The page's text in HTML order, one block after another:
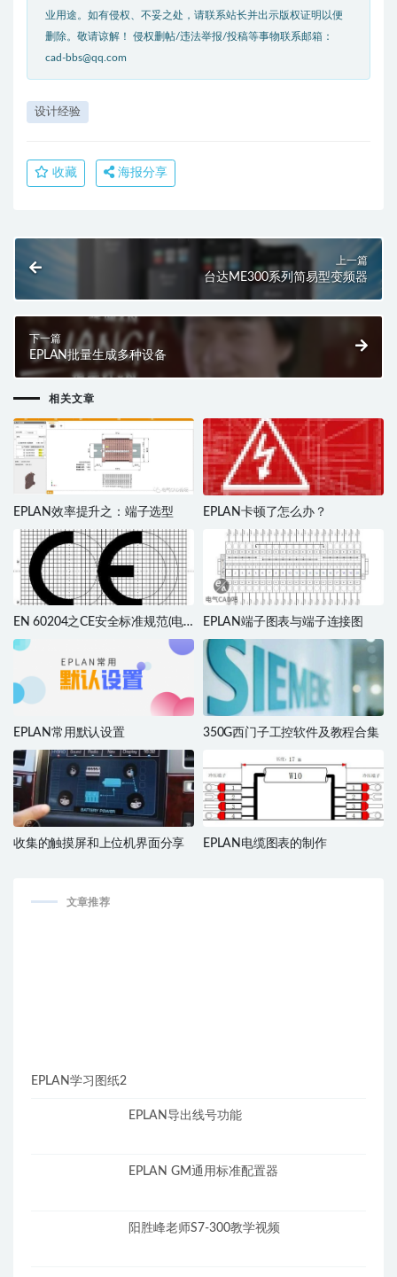
业用途。如有侵权、不妥之处，请联系站长并出示版权证明以便
删除。敬请谅解！ 侵权删帖/违法举报/投稿等事物联系邮箱：
cad-bbs@qq.com
设计经验
收藏 海报分享
上一篇
台达ME300系列简易型变频器
下一篇
EPLAN批量生成多种设备
相关文章
EPLAN效率提升之：端子选型 EPLAN卡顿了怎么办？
EN 60204之CE安全标准规范(电
气类)
EPLAN端子图表与端子连接图
EPLAN常用默认设置 350G西门子工控软件及教程合集
收集的触摸屏和上位机界面分享 EPLAN电缆图表的制作
文章推荐
EPLAN学习图纸2
EPLAN导出线号功能
EPLAN GM通用标准配置器
阳胜峰老师S7-300教学视频